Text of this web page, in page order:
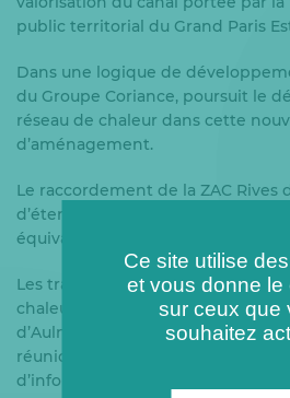
public territorial du Grand Paris
Dans une logique de
du Groupe Coriance, poursuit le
réseau de chaleur dans cette
d’aménagement.
Le raccordement de la ZAC Rives
d’étendre le réseau de chaleur à
équivalent-logements.
Les travaux de raccordement de
chaleur commenceront début juin
d’Aulnay située à proximité du
réunion publique a été organisée
d’informer les habitants et acteurs
Ce site utilise
et vous donne le
sur ceux que
souhaitez